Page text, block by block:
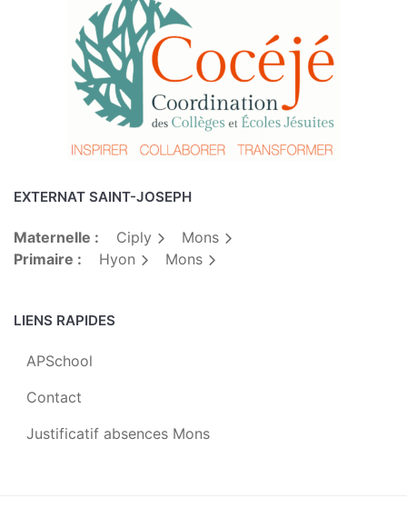
EXTERNAT SAINT-JOSEPH
Maternelle : Ciply
Mons
Primaire :
Hyon Mons
LIENS RAPIDES
APSchool
Contact
Justificatif absences Mons